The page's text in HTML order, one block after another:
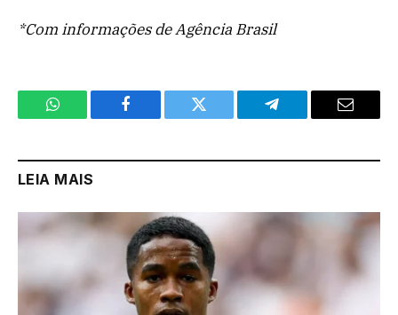
*Com informações de Agência Brasil
WhatsApp Facebook Twitter Telegram Email
LEIA MAIS